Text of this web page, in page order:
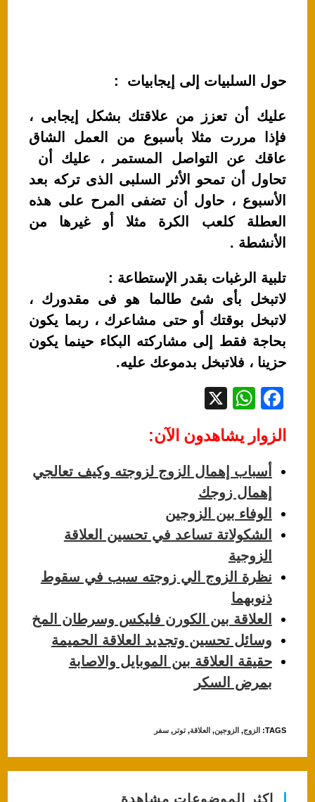
حول السلبيات إلى إيجابيات :
عليك أن تعزز من علاقتك بشكل إيجابى ،
فإذا مررت مثلا بأسبوع من العمل الشاق
عاقك عن التواصل المستمر ، عليك أن
تحاول أن تمحو الأثر السلبى الذى تركه بعد
الأسبوع ، حاول أن تضفى المرح على هذه
العطلة كلعب الكرة مثلا أو غيرها من
الأنشطة .
تلبية الرغبات بقدر الإستطاعة :
لاتبخل بأى شئ طالما هو فى مقدورك ،
لاتبخل بوقتك أو حتى مشاعرك ، ربما يكون
بحاجة فقط إلى مشاركته البكاء حينما يكون
حزينا ، فلاتبخل بدموعك عليه.
F
c
e
b
o
o
k
W
at
s
A
p
p
الزوار يشاهدون الآن:
أسباب إهمال الزوج لزوجته وكيف تعالجي
إهمال زوجك
الوفاء بين الزوجين
الشكولاتة تساعد في تحسين العلاقة
الزوجية
نظرة الزوج الي زوجته سبب في سقوط
ذنوبهما
العلاقة بين الكورن فليكس وسرطان المخ
وسائل تحسين وتجديد العلاقة الحميمة
حقيقة العلاقة بين الموبايل والاصابة
بمرض السكر
TAGS
: الزوج, الزوجين, العلاقة, توتر, سفر
اكثر الموضوعات مشاهدة